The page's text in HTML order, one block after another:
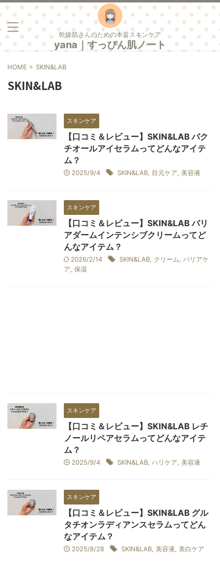
乾燥肌さんのための本音スキンケア
yana｜すっぴん肌ノート
HOME > SKIN&LAB
SKIN&LAB
スキンケア
【口コミ＆レビュー】SKIN&LAB バク
チオールアイセラムってどんなアイテ
ム？
2025/9/4 SKIN&LAB, 目元ケア, 美容液
スキンケア
【口コミ＆レビュー】SKIN&LAB バリ
アダームインテンシブクリームってど
んなアイテム？
2026/2/14 SKIN&LAB, クリーム, バリアケ
ア, 保湿
スキンケア
【口コミ＆レビュー】SKIN&LAB レチ
ノールリペアセラムってどんなアイテ
ム？
2025/9/4 SKIN&LAB, ハリケア, 美容液
スキンケア
【口コミ＆レビュー】SKIN&LAB グル
タチオンラディアンスセラムってどん
なアイテム？
2025/8/28 SKIN&LAB, 美容液, 美白ケア